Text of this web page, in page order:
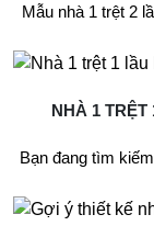
Mẫu nhà 1 trệt 2
NHÀ 1
Bạn đang tìm